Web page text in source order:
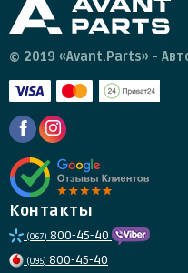
© 2019 «Avant.Parts» -
Контакты
(067) 800-45-40
(095) 800-45-40